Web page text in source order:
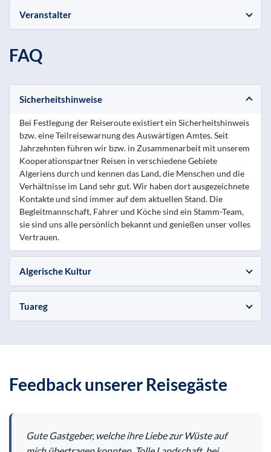
Veranstalter
FAQ
Sicherheitshinweise
Bei Festlegung der Reiseroute existiert ein Sicherheitshinweis
bzw. eine Teilreisewarnung des Auswärtigen Amtes. Seit
Jahrzehnten führen wir bzw. in Zusammenarbeit mit unserem
Kooperationspartner Reisen in verschiedene Gebiete
Algeriens durch und kennen das Land, die Menschen und die
Verhältnisse im Land sehr gut. Wir haben dort ausgezeichnete
Kontakte und sind immer auf dem aktuellen Stand. Die
Begleitmannschaft, Fahrer und Köche sind ein Stamm-Team,
sie sind uns alle persönlich bekannt und genießen unser volles
Vertrauen.
Algerische Kultur
Tuareg
Feedback unserer Reisegäste
Gute Gastgeber, welche ihre Liebe zur Wüste auf